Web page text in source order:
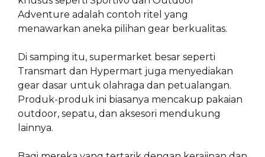
Adventure adalah contoh ritel yang
menawarkan aneka pilihan gear berkualitas.
Di samping itu, supermarket besar seperti
Transmart dan Hypermart juga menyediakan
gear dasar untuk olahraga dan petualangan.
Produk-produk ini biasanya mencakup pakaian
outdoor, sepatu, dan aksesori mendukung
lainnya.